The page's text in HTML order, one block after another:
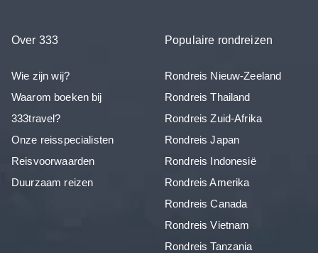
Over 333
Wie zijn wij?
Waarom boeken bij
333travel?
Onze reisspecialisten
Reisvoorwaarden
Duurzaam reizen
Populaire rondreizen
Rondreis Nieuw-Zeeland
Rondreis Thailand
Rondreis Zuid-Afrika
Rondreis Japan
Rondreis Indonesië
Rondreis Amerika
Rondreis Canada
Rondreis Vietnam
Rondreis Tanzania